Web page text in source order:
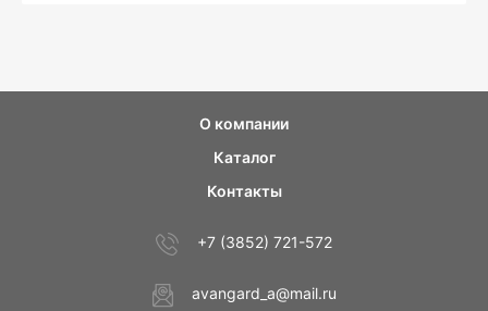
О компании
Каталог
Контакты
+7 (3852) 721-572
avangard_a@mail.ru